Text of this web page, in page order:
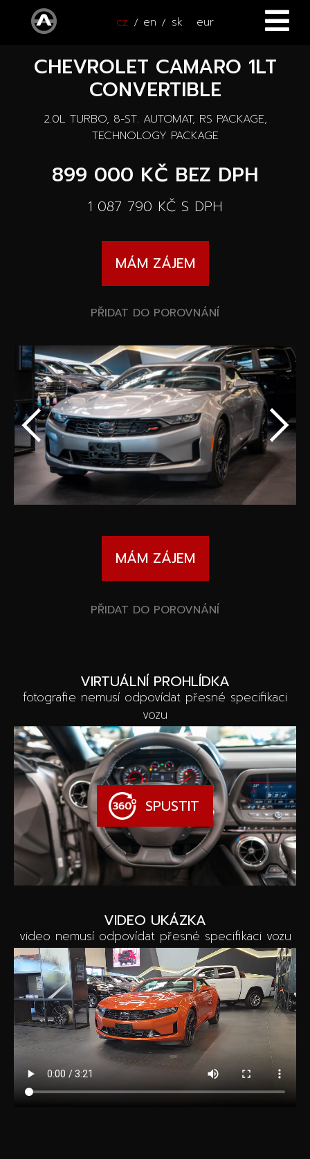
cz en sk eur
ÚVOD
Všechny vozy
Nové vozy
Autooutlet Design
ČTYŘKOLKY
SERVIS
PŘÍSLUŠENSTVÍ
Wheel Pros
Speciální akce
Archiv
CHEVROLET CAMARO 1LT
CONVERTIBLE
2.0L TURBO, 8-ST. AUTOMAT, RS PACKAGE,
TECHNOLOGY PACKAGE
899 000 KČ BEZ DPH
1 087 790 KČ S DPH
MÁM ZÁJEM
PŘIDAT DO POROVNÁNÍ
MÁM ZÁJEM
PŘIDAT DO POROVNÁNÍ
VIRTUÁLNÍ PROHLÍDKA
fotografie nemusí odpovídat přesné specifikaci
vozu
SPUSTIT
VIDEO UKÁZKA
video nemusí odpovídat přesné specifikaci vozu